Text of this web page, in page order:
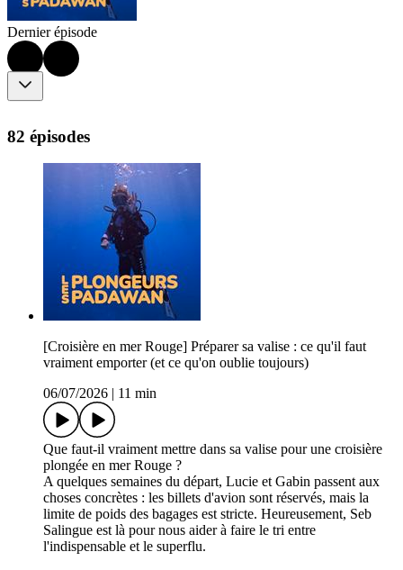
Dernier épisode
82 épisodes
[Croisière en mer Rouge] Préparer sa valise : ce qu'il faut
vraiment emporter (et ce qu'on oublie toujours)
06/07/2026
11 min
Que faut-il vraiment mettre dans sa valise pour une croisière
plongée en mer Rouge ?
A quelques semaines du départ, Lucie et Gabin passent aux
choses concrètes : les billets d'avion sont réservés, mais la
limite de poids des bagages est stricte. Heureusement, Seb
Salingue est là pour nous aider à faire le tri entre
l'indispensable et le superflu.